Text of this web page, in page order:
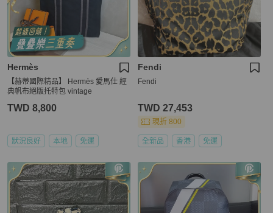
Hermès
【赫蒂國際精品】 Hermès 愛馬仕 經
典帆布絕版托特包 vintage
TWD 8,800
狀況良好 本地 免運
Fendi
Fendi
TWD 27,453
現折 800
全新品 香港 免運